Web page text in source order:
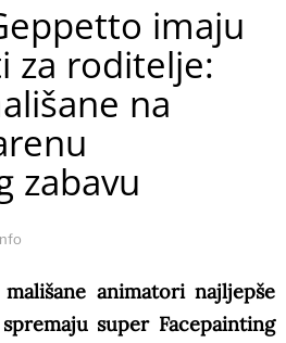
imaju
za roditelje:
na
zabavu
animatori najljepše
super Facepainting